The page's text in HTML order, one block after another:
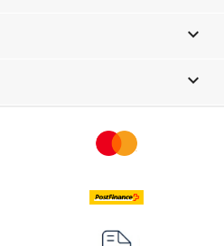

keyboard_arrow_down